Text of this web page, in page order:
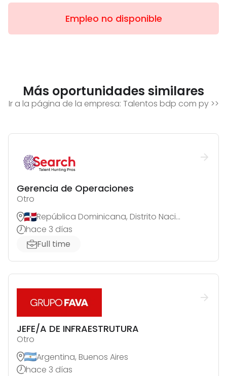
Empleo no disponible
Más oportunidades similares
Ir a la página de la empresa: Talentos bdp com py>>
Gerencia de Operaciones
Otro
República Dominicana, Distrito Nacional
hace 3 días
Full time
JEFE/A DE INFRAESTRUTURA
Otro
Argentina, Buenos Aires
hace 3 días